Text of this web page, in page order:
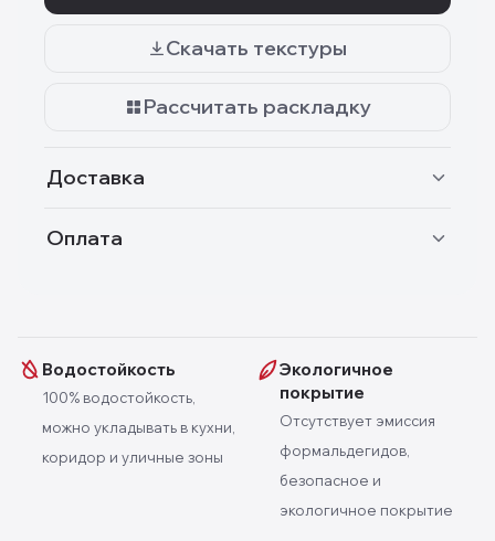
Скачать текстуры
Рассчитать раскладку
Доставка
Оплата
Водостойкость
100% водостойкость,
можно укладывать в кухни,
коридор и уличные зоны
Экологичное
покрытие
Отсутствует эмиссия
формальдегидов,
безопасное и
экологичное покрытие